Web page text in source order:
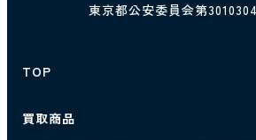
東京都公安委員会第
TOP
買取商品